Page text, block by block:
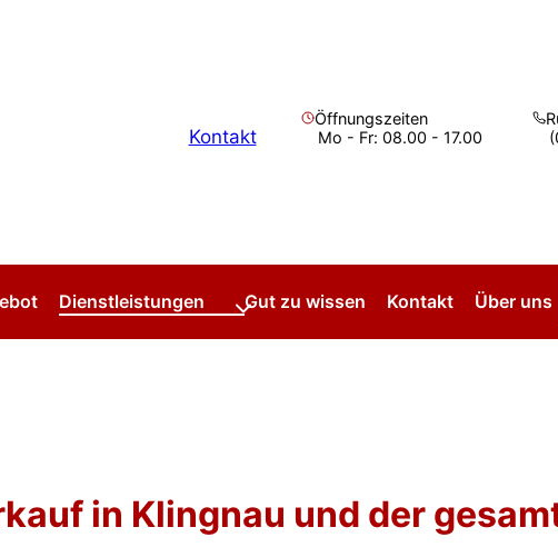
Kontakt
Öffnungszeiten
Mo - Fr: 08.00 - 17.00
Dienstleistungen Gut zu wissen Kontakt Über uns
in Klingnau und der